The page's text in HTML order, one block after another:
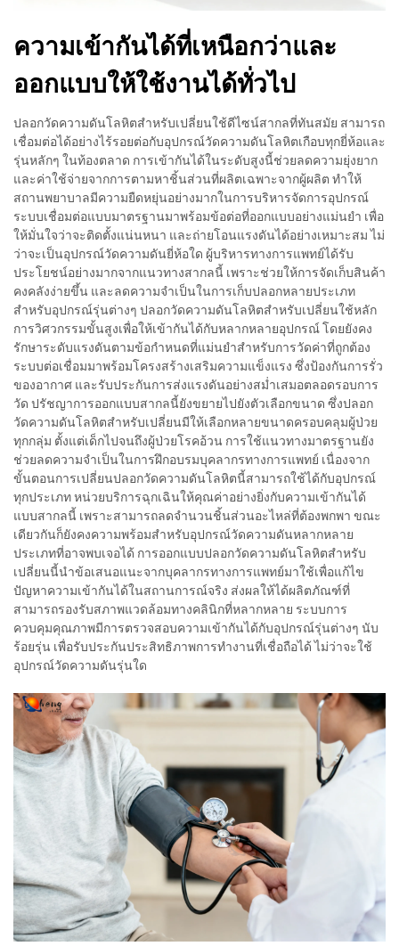
ความเข้ากันได้ที่เหนือกว่าและ
ออกแบบให้ใช้งานได้ทั่วไป
ปลอกวัดความดันโลหิตสำหรับเปลี่ยนใช้ดีไซน์สากลที่ทันสมัย สามารถ
เชื่อมต่อได้อย่างไร้รอยต่อกับอุปกรณ์วัดความดันโลหิตเกือบทุกยี่ห้อและ
รุ่นหลักๆ ในท้องตลาด การเข้ากันได้ในระดับสูงนี้ช่วยลดความยุ่งยาก
และค่าใช้จ่ายจากการตามหาชิ้นส่วนที่ผลิตเฉพาะจากผู้ผลิต ทำให้
สถานพยาบาลมีความยืดหยุ่นอย่างมากในการบริหารจัดการอุปกรณ์
ระบบเชื่อมต่อแบบมาตรฐานมาพร้อมข้อต่อที่ออกแบบอย่างแม่นยำ เพื่อ
ให้มั่นใจว่าจะติดตั้งแน่นหนา และถ่ายโอนแรงดันได้อย่างเหมาะสม ไม่
ว่าจะเป็นอุปกรณ์วัดความดันยี่ห้อใด ผู้บริหารทางการแพทย์ได้รับ
ประโยชน์อย่างมากจากแนวทางสากลนี้ เพราะช่วยให้การจัดเก็บสินค้า
คงคลังง่ายขึ้น และลดความจำเป็นในการเก็บปลอกหลายประเภท
สำหรับอุปกรณ์รุ่นต่างๆ ปลอกวัดความดันโลหิตสำหรับเปลี่ยนใช้หลัก
การวิศวกรรมขั้นสูงเพื่อให้เข้ากันได้กับหลากหลายอุปกรณ์ โดยยังคง
รักษาระดับแรงดันตามข้อกำหนดที่แม่นยำสำหรับการวัดค่าที่ถูกต้อง
ระบบต่อเชื่อมมาพร้อมโครงสร้างเสริมความแข็งแรง ซึ่งป้องกันการรั่ว
ของอากาศ และรับประกันการส่งแรงดันอย่างสม่ำเสมอตลอดรอบการ
วัด ปรัชญาการออกแบบสากลนี้ยังขยายไปยังตัวเลือกขนาด ซึ่งปลอก
วัดความดันโลหิตสำหรับเปลี่ยนมีให้เลือกหลายขนาดครอบคลุมผู้ป่วย
ทุกกลุ่ม ตั้งแต่เด็กไปจนถึงผู้ป่วยโรคอ้วน การใช้แนวทางมาตรฐานยัง
ช่วยลดความจำเป็นในการฝึกอบรมบุคลากรทางการแพทย์ เนื่องจาก
ขั้นตอนการเปลี่ยนปลอกวัดความดันโลหิตนี้สามารถใช้ได้กับอุปกรณ์
ทุกประเภท หน่วยบริการฉุกเฉินให้คุณค่าอย่างยิ่งกับความเข้ากันได้
แบบสากลนี้ เพราะสามารถลดจำนวนชิ้นส่วนอะไหล่ที่ต้องพกพา ขณะ
เดียวกันก็ยังคงความพร้อมสำหรับอุปกรณ์วัดความดันหลากหลาย
ประเภทที่อาจพบเจอได้ การออกแบบปลอกวัดความดันโลหิตสำหรับ
เปลี่ยนนี้นำข้อเสนอแนะจากบุคลากรทางการแพทย์มาใช้เพื่อแก้ไข
ปัญหาความเข้ากันได้ในสถานการณ์จริง ส่งผลให้ได้ผลิตภัณฑ์ที่
สามารถรองรับสภาพแวดล้อมทางคลินิกที่หลากหลาย ระบบการ
ควบคุมคุณภาพมีการตรวจสอบความเข้ากันได้กับอุปกรณ์รุ่นต่างๆ นับ
ร้อยรุ่น เพื่อรับประกันประสิทธิภาพการทำงานที่เชื่อถือได้ ไม่ว่าจะใช้
อุปกรณ์วัดความดันรุ่นใด